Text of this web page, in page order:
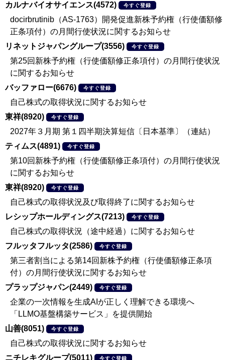
カルナバイオサイエンス(4572)
今すぐ登録
docirbrutinib（AS-1763）開発促進新株予約権（行使価額修
正条項付）の月間行使状況に関するお知らせ
リネットジャパングループ(3556)
今すぐ登録
第25回新株予約権（行使価額修正条項付）の月間行使状況
に関するお知らせ
バッファロー(6676)
今すぐ登録
自己株式の取得状況に関するお知らせ
東祥(8920)
今すぐ登録
2027年３月期 第１四半期決算短信〔日本基準〕（連結）
ティムス(4891)
今すぐ登録
第10回新株予約権（行使価額修正条項付）の月間行使状況
に関するお知らせ
東祥(8920)
今すぐ登録
自己株式の取得状況及び取得終了に関するお知らせ
レシップホールディングス(7213)
今すぐ登録
自己株式の取得状況（途中経過）に関するお知らせ
フルッタフルッタ(2586)
今すぐ登録
第三者割当による第14回新株予約権（行使価額修正条項
付）の月間行使状況に関するお知らせ
プラップジャパン(2449)
今すぐ登録
企業の一次情報を生成AIが正しく理解できる環境へ
「LLMO基盤構築サービス」を提供開始
山善(8051)
今すぐ登録
自己株式の取得状況に関するお知らせ
ニチレキグループ(5011)
今すぐ登録